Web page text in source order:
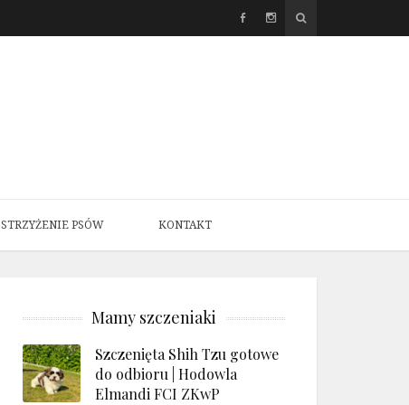
STRZYŻENIE PSÓW KONTAKT
Mamy szczeniaki
Szczenięta Shih Tzu gotowe
do odbioru | Hodowla
Elmandi FCI ZKwP